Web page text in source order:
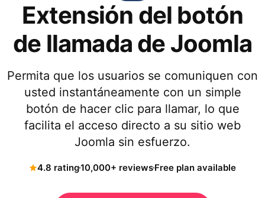
Extensión del botón
de llamada de Joomla
Permita que los usuarios se comuniquen con
usted instantáneamente con un simple
botón de hacer clic para llamar, lo que
facilita el acceso directo a su sitio web
Joomla sin esfuerzo.
4.8 rating10,000+ reviewsFree plan available